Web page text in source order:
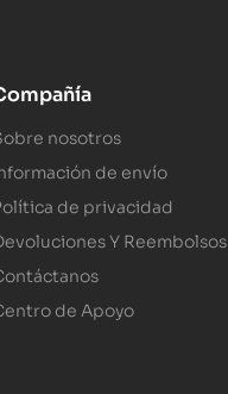
nosotros
de envío
de privacidad
Y Reembolsos
de Apoyo